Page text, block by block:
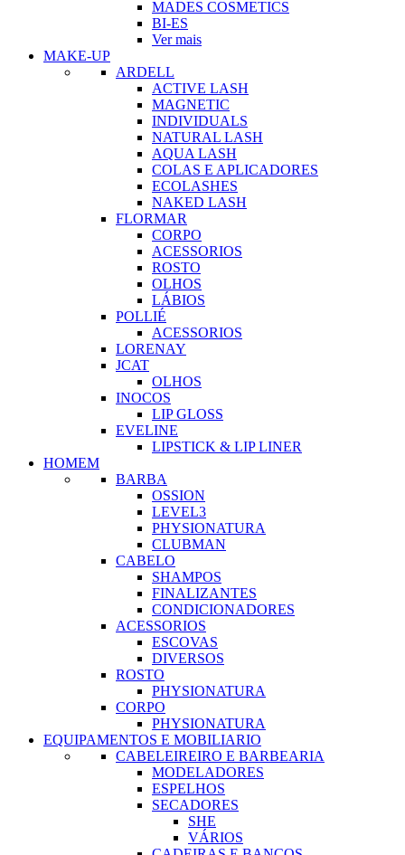
MADES COSMETICS
BI-ES
Ver mais
MAKE-UP
ARDELL
ACTIVE LASH
MAGNETIC
INDIVIDUALS
NATURAL LASH
AQUA LASH
COLAS E APLICADORES
ECOLASHES
NAKED LASH
FLORMAR
CORPO
ACESSORIOS
ROSTO
OLHOS
LÁBIOS
POLLIÉ
ACESSORIOS
LORENAY
JCAT
OLHOS
INOCOS
LIP GLOSS
EVELINE
LIPSTICK & LIP LINER
HOMEM
BARBA
OSSION
LEVEL3
PHYSIONATURA
CLUBMAN
CABELO
SHAMPOS
FINALIZANTES
CONDICIONADORES
ACESSORIOS
ESCOVAS
DIVERSOS
ROSTO
PHYSIONATURA
CORPO
PHYSIONATURA
EQUIPAMENTOS E MOBILIARIO
CABELEIREIRO E BARBEARIA
MODELADORES
ESPELHOS
SECADORES
SHE
VÁRIOS